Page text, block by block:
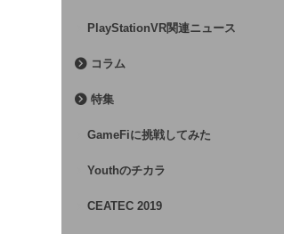
PlayStationVR関連ニュース
コラム
特集
GameFiに挑戦してみた
Youthのチカラ
CEATEC 2019